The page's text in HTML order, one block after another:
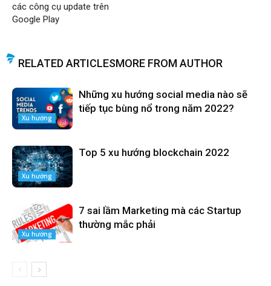
các công cụ update trên
Google Play
RELATED ARTICLESMORE FROM AUTHOR
Xu hướng
Những xu hướng social media nào sẽ
tiếp tục bùng nổ trong năm 2022?
Xu hướng
Top 5 xu hướng blockchain 2022
Xu hướng
7 sai lầm Marketing mà các Startup
thường mắc phải